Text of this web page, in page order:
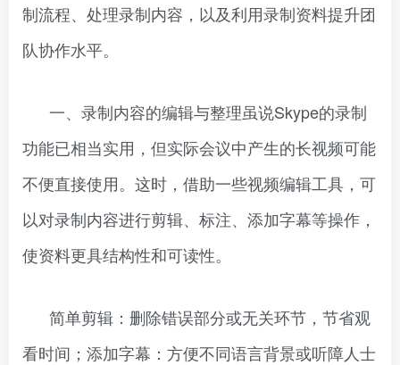
制流程、处理录制内容，以及利用录制资料提升团
队协作水平。
一、录制内容的编辑与整理虽说Skype的录制
功能已相当实用，但实际会议中产生的长视频可能
不便直接使用。这时，借助一些视频编辑工具，可
以对录制内容进行剪辑、标注、添加字幕等操作，
使资料更具结构性和可读性。
简单剪辑：删除错误部分或无关环节，节省观
看时间；添加字幕：方便不同语言背景或听障人士